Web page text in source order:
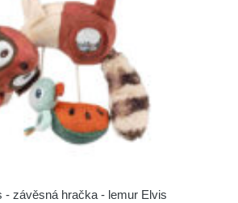
- závěsná hračka - lemur Elvis